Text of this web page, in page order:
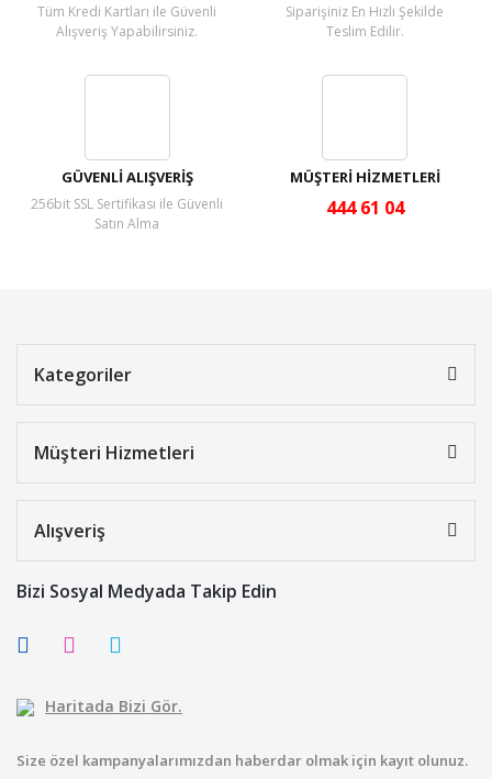
Tüm Kredi Kartları ile Güvenli
Alışveriş Yapabilirsiniz.
Siparişiniz En Hızlı Şekilde
Teslim Edilir.
GÜVENLİ ALIŞVERİŞ
256bit SSL Sertifikası ile Güvenli
Satın Alma
MÜŞTERİ HİZMETLERİ
444 61 04
Kategoriler
Müşteri Hizmetleri
Alışveriş
Bizi Sosyal Medyada Takip Edin
Haritada Bizi Gör.
Size özel kampanyalarımızdan haberdar olmak için kayıt olunuz.